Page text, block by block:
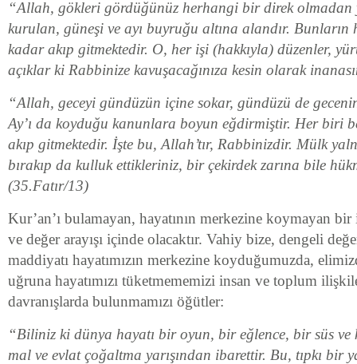
“Allah, gökleri gördüğünüz herhangi bir direk olmadan
kurulan, güneşi ve ayı buyruğu altına alandır.
kadar akıp gitmektedir. O, her işi (hakkıyla) düzenler,
açıklar ki Rabbinize kavuşacağınıza kesin olarak
“Allah, geceyi gündüzün içine sokar, gündüzü de
Ay’ı da koyduğu kanunlara boyun eğdirmiştir. Her biri
akıp gitmektedir. İşte bu, Allah’tır, Rabbinizdir. Mülk
bırakıp da kulluk ettikleriniz, bir çekirdek zarına bile
(35.Fatır/13)
Kur’an’ı bulamayan, hayatının merkezine koymayan
ve değer arayışı içinde olacaktır. Vahiy bize, dengeli
maddiyatı hayatımızın merkezine koyduğumuzda,
uğruna hayatımızı tüketmememizi insan ve toplum
davranışlarda bulunmamızı öğütler:
“Biliniz ki dünya hayatı bir oyun, bir eğlence, bir süs ve
mal ve evlat çoğaltma yarışından ibarettir. Bu, tıpkı bir